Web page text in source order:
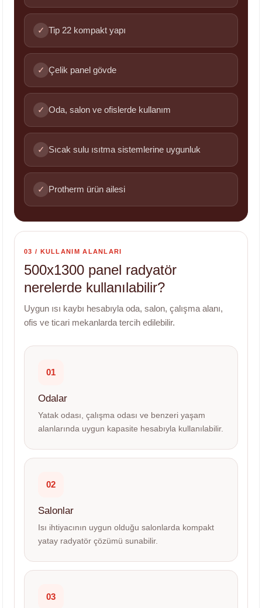
✓ Tip 22 kompakt yapı
✓ Çelik panel gövde
✓ Oda, salon ve ofislerde kullanım
✓ Sıcak sulu ısıtma sistemlerine uygunluk
✓ Protherm ürün ailesi
03 / KULLANIM ALANLARI
500x1300 panel radyatör
nerelerde kullanılabilir?
Uygun ısı kaybı hesabıyla oda, salon, çalışma alanı,
ofis ve ticari mekanlarda tercih edilebilir.
01
Odalar
Yatak odası, çalışma odası ve benzeri yaşam
alanlarında uygun kapasite hesabıyla kullanılabilir.
02
Salonlar
Isı ihtiyacının uygun olduğu salonlarda kompakt
yatay radyatör çözümü sunabilir.
03